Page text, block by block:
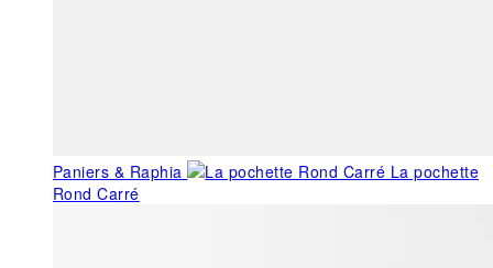
Paniers & Raphia
La pochette
Rond Carré